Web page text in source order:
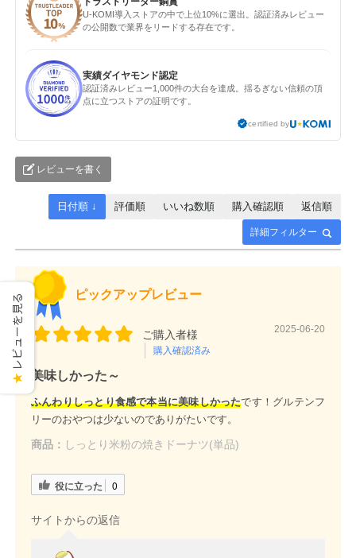
U-KOMI導入ストアの中で上位10%に選出。認証済みレビュー
の公開数で業界をリードする存在です。
実績ダイヤモンド認定
認証済みレビュー1,000件の大台を達成。揺るぎない信頼の頂
点に立つストアの証明です。
certified by
レビューを書く
詳細フィルター
日付順 ↓ 評価順 いいね数順 購入確認順 返信順
ピックアップレビュー
ご購入者様
購入確認済み
2025-06-20
美味しかった～
ふんわりしっとり食感で本当に美味しかったです！グルテンフ
リーのおやつは少ないのでありがたいです。
商品： しっとり米粉の焼きドーナツ(単品)
役に立った 0
サイトからの返信
★
レビューを見る